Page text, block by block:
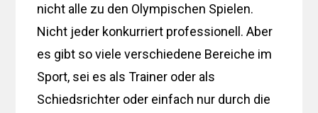
nicht alle zu den Olympischen Spielen.
Nicht jeder konkurriert professionell. Aber
es gibt so viele verschiedene Bereiche im
Sport, sei es als Trainer oder als
Schiedsrichter oder einfach nur durch die